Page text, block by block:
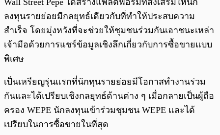
Wall Street Pepe ได้สร้างแพลตฟอร์มที่ส่งเสริมให้นัก
ลงทุนรายย่อยมีกลยุทธ์เดียวกับที่ทำให้ประสบความ
สำเร็จ โดยมุ่งหวังที่จะช่วยให้ชุมชนร่วมกันเอาชนะเหล่า
เจ้ามือด้วยการแชร์ข้อมูลเชิงลึกเกี่ยวกับการซื้อขายแบบ
พิเศษ
เป็นเหรียญรุ่นแรกที่นักทุนรายย่อยมีโอกาสทำงานร่วม
กันและได้เปรียบเชิงกลยุทธ์ด้านต่าง ๆ เมื่อกลายเป็นผู้ถือ
ครอง WEPE นักลงทุนเข้าร่วมชุมชน WEPE และได้
เปรียบในการซื้อขายในที่สุด